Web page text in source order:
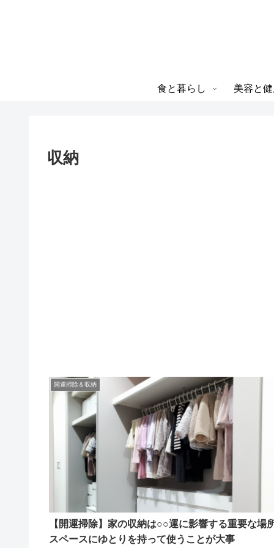
食と暮らし 美容と
収納
開運掃除＆収納
【開運掃除】家の収納は○○運に影響する重要な場
スペースにゆとりを持って使うことが大事